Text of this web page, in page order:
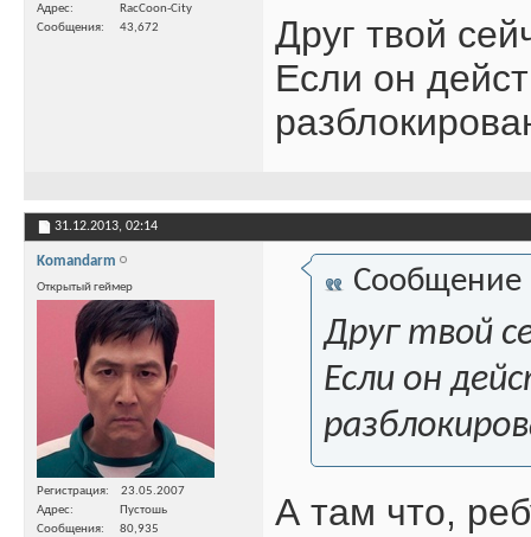
Адрес
RacCoon-City
Сообщения
43,672
Друг твой
Если он
31.12.2013, 02:14
Komandarm
Открытый геймер
Регистрация
23.05.2007
Адрес
Пустошь
Сообщения
80,935
Сообщение
Друг твой
Если он
А там что,